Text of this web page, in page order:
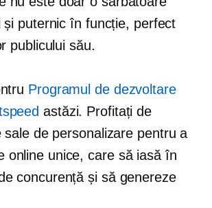
și puternic în funcție, perfect
publicului său.
Programul de dezvoltare
astăzi. Profitați de
sale de personalizare pentru a
online unice, care să iasă în
concurență și să genereze